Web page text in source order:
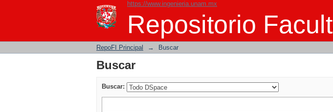
https://www.ingenieria.unam.mx
Repositorio
Buscar
RepoFI Principal → Buscar
Buscar
Buscar: